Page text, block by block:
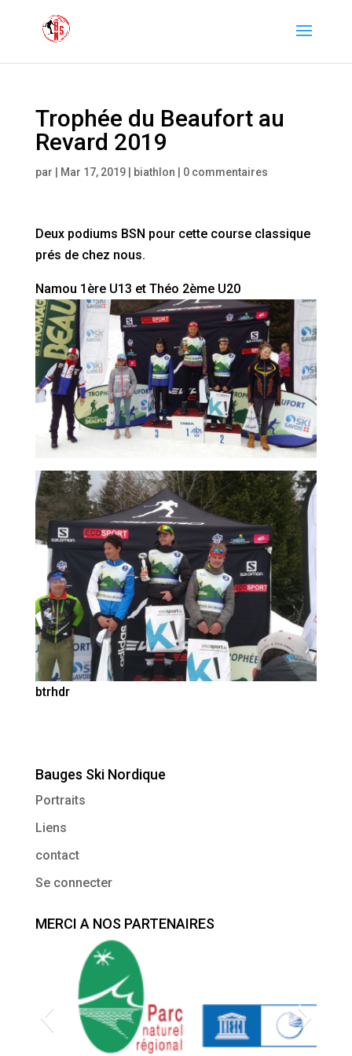
Trophée du Beaufort au
Revard 2019
par Mar 17, 2019| biathlon 0 commentaires
Deux podiums BSN pour cette course classique
prés de chez nous.
Namou 1ère U13 et Théo 2ème U20
btrhdr
Bauges Ski Nordique
Portraits
Liens
contact
Se connecter
MERCI A NOS PARTENAIRES